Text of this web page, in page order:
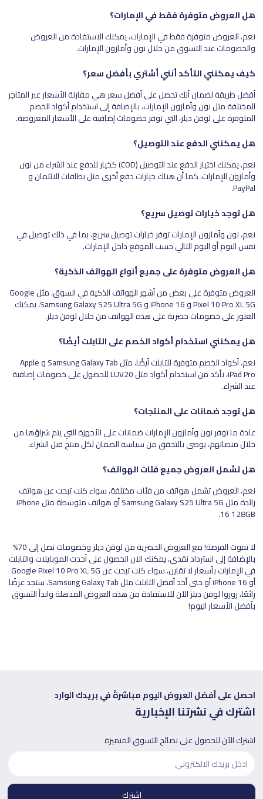
هل العروض متوفرة فقط في الإمارات؟
نعم، العروض متوفرة فقط في الإمارات، يمكنك الاستفادة من العروض
والخصومات عند التسوق من خلال نون وأمازون الإمارات.
كيف يمكنني التأكد أنني أشتري بأفضل سعر؟
أفضل طريقة لضمان أنك تحصل على أفضل سعر هي مقارنة الأسعار عبر المتاجر
المختلفة مثل نون وأمازون الإمارات، بالإضافة إلى استخدام أكواد الخصم
المتوفرة على لوفن ديلز، التي توفر خصومات إضافية على الأسعار المعروضة.
هل يمكنني الدفع عند التوصيل؟
نعم، يمكنك اختيار الدفع عند التوصيل (COD) كخيار للدفع عند الشراء من نون
وأمازون الإمارات، كما أن هناك خيارات دفع أخرى مثل بطاقات الائتمان و
PayPal.
هل توجد خيارات توصيل سريع؟
نعم، نون وأمازون الإمارات توفر خيارات توصيل سريع، بما في ذلك توصيل في
نفس اليوم أو اليوم التالي حسب الموقع داخل الإمارات.
هل العروض متوفرة على جميع أنواع الهواتف الذكية؟
العروض متوفرة على بعض من أشهر الهواتف الذكية في السوق، مثل Google
Pixel 10 Pro XL 5G و iPhone 16 و Samsung Galaxy S25 Ultra 5G، يمكنك
العثور على خصومات حصرية على هذه الهواتف من خلال لوفن ديلز.
هل يمكنني استخدام أكواد الخصم على التابلت أيضًا؟
نعم، أكواد الخصم متوفرة للتابلت أيضًا، مثل Samsung Galaxy Tab و Apple
iPad Pro، تأكد من استخدام أكواد مثل LUV20 للحصول على خصومات إضافية
عند الشراء.
هل توجد ضمانات على المنتجات؟
عادة ما توفر نون وأمازون الإمارات ضمانات على الأجهزة التي يتم شراؤها من
خلال منصاتهم، يوصى بالتحقق من سياسة الضمان لكل منتج قبل الشراء.
هل تشمل العروض جميع فئات الهواتف؟
نعم، العروض تشمل هواتف من فئات مختلفة، سواء كنت تبحث عن هواتف
رائدة مثل Samsung Galaxy S25 Ultra 5G أو هواتف متوسطة مثل iPhone
16 128GB.
لا تفوت الفرصة! مع العروض الحصرية من لوفن ديلز وخصومات تصل إلى 70%
بالإضافة إلى استرداد نقدي، يمكنك الآن الحصول على أحدث الموبايلات والتابلت
في الإمارات بأسعار لا تقارن، سواء كنت تبحث عن Google Pixel 10 Pro XL 5G
أو iPhone 16 أو حتى أحد أفضل التابلت مثل Samsung Galaxy Tab، ستجد عرضًا
رائعًا، زوروا لوفن ديلز الآن للاستفادة من هذه العروض المذهلة وابدأ التسوق
بأفضل الأسعار اليوم!
احصل على أفضل العروض اليوم مباشرةً في بريدك الوارد
اشترك في نشرتنا الإخبارية
اشترك الآن للحصول على نصائح التسوق المتميزة